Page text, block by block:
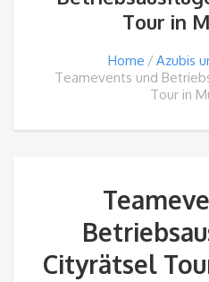
Tour in
Home
Azubis
Teamevents und
Tour in
Cityrätsel